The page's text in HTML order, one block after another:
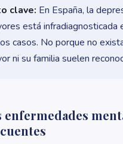
clave: En España, la
está infradiagnosticada
casos. No porque no
ni su familia suelen
enfermedades